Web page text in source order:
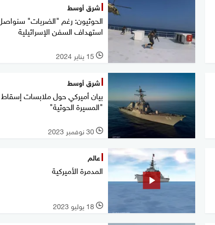
شرق أوسط
الحوثيون: رغم "الضربات"
استهداف السفن الإسرائيلية
l 15 يناير 2024
شرق أوسط
بيان أميركي حول ملابسات إسقاط
"المسيرة الحوثية"
l 30 نوفمبر 2023
عالم
المدمرة الأميركية
l 18 يوليو 2023